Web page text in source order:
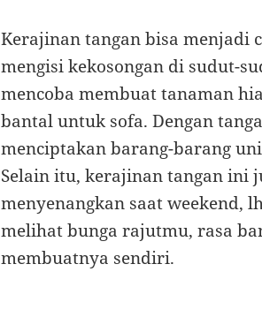
Kerajinan tangan bisa menjadi
mengisi kekosongan di sudut-
mencoba membuat tanaman
bantal untuk sofa. Dengan
menciptakan barang-barang
Selain itu, kerajinan tangan ini
menyenangkan saat weekend,
melihat bunga rajutmu, rasa
membuatnya sendiri.